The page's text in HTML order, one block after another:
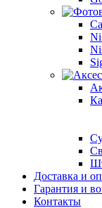
Доставка и
Гарантия и
Контакты